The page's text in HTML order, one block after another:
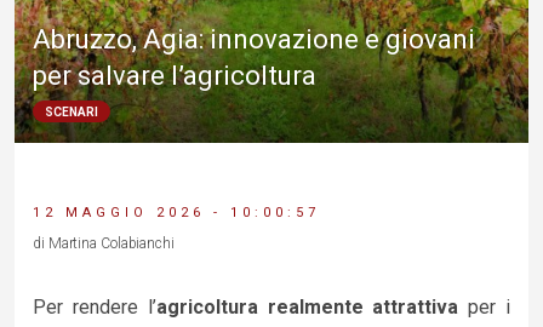
Abruzzo, Agia: innovazione e giovani
per salvare l’agricoltura
SCENARI
12 MAGGIO 2026 - 10:00:57
di Martina Colabianchi
Per rendere l’agricoltura realmente attrattivaper i